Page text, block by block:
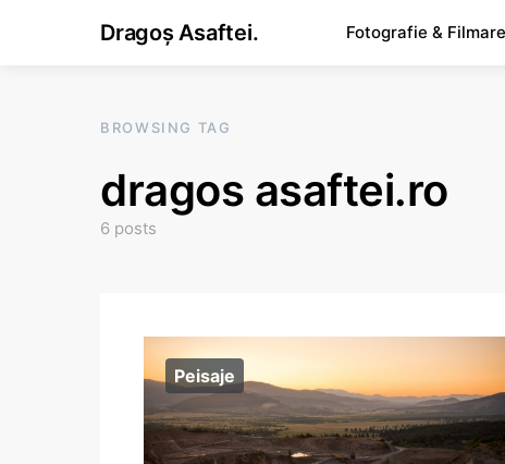
Dragoș Asaftei. Fotografie &
BROWSING TAG
dragos asaftei.ro
6 posts
Peisaje